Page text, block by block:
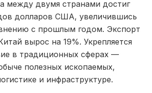
между двумя странами достиг
долларов США, увеличившись
с прошлым годом. Экспорт
вырос на 19%. Укрепляется
в традиционных сферах —
полезных ископаемых,
и инфраструктуре.